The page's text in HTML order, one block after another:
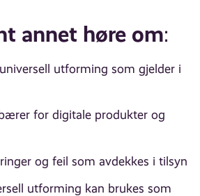
annet høre om:
utforming som gjelder i
for digitale produkter og
og feil som avdekkes i tilsyn
utforming kan brukes som